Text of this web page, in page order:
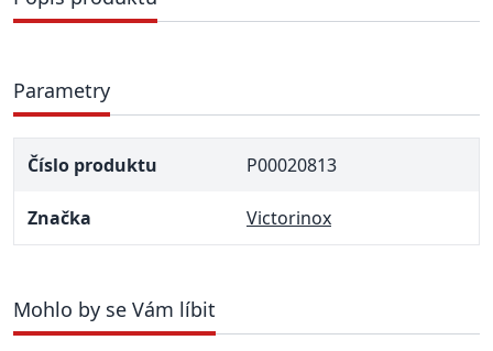
Parametry
Číslo produktu P00020813
Značka Victorinox
Mohlo by se Vám líbit